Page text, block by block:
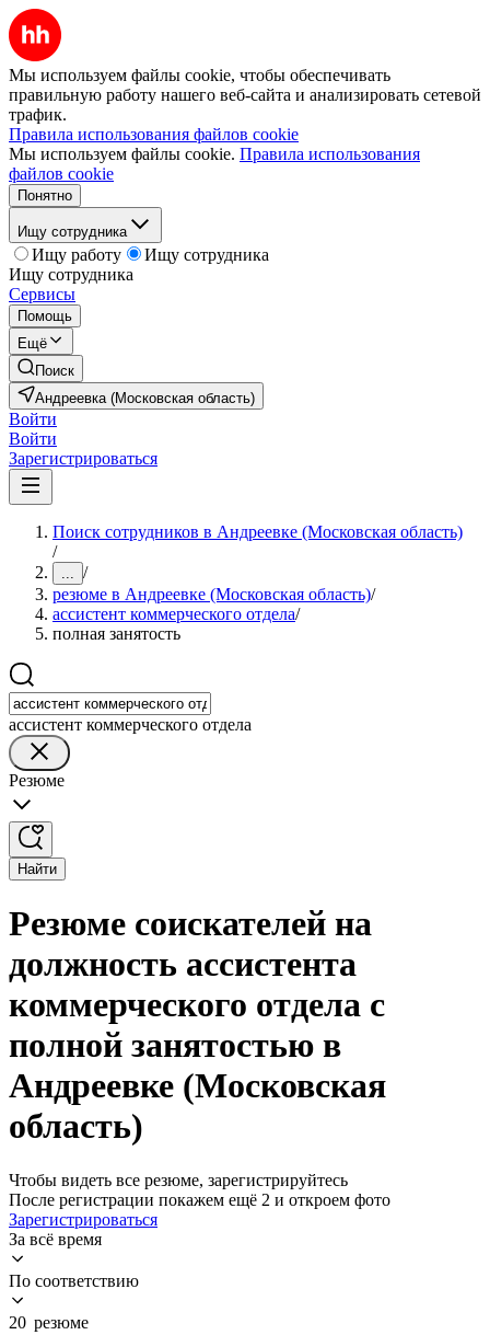
Мы используем файлы cookie, чтобы обеспечивать
правильную работу нашего веб-сайта и анализировать сетевой
трафик.
Правила использования файлов cookie
Мы используем файлы cookie. Правила использования
файлов cookie
Понятно
Ищу сотрудника
Ищу работу
Ищу сотрудника
Ищу сотрудника
Сервисы
Помощь
Ещё
Поиск
Андреевка (Московская область)
Войти
Войти
Зарегистрироваться
Поиск сотрудников в Андреевке (Московская область)
/
... /
резюме в Андреевке (Московская область)/
ассистент коммерческого отдела/
полная занятость
ассистент коммерческого отдела
Резюме
Найти
Резюме соискателей на
должность ассистента
коммерческого отдела с
полной занятостью в
Андреевке (Московская
область)
Чтобы видеть все резюме, зарегистрируйтесь
После регистрации покажем ещё 2 и откроем фото
Зарегистрироваться
За всё время
По соответствию
20 резюме